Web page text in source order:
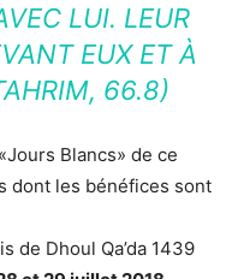
LUI. LEUR
EUX ET À
66.8)
Blancs» de ce
dont les bénéfices sont
de Dhoul Qa’da 1439